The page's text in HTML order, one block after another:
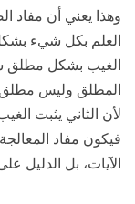
وهذا يعني أن مفاد
العلم بكل شيء
الغيب بشكل مطلق
المطلق وليس مطلق
لأن الثاني يثبت
فيكون مفاد
الآيات، بل الدليل